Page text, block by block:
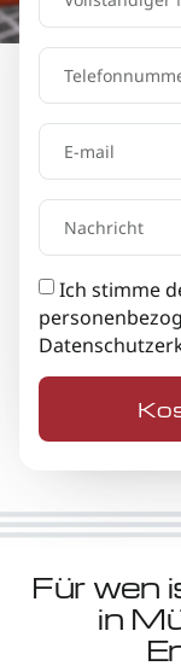
Ich stimme
Für wen
in